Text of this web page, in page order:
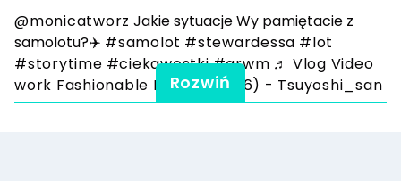
@monicatworz Jakie sytuacje Wy pamiętacie z
samolotu?✈️ #samolot #stewardessa #lot
#storytime #ciekawostki#grwm ♬ Vlog Video
work Fashionable BGM(847726) - Tsuyoshi_san
Rozwiń